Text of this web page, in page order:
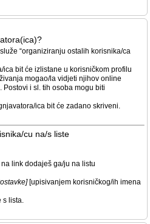
“organiziranju ostalih korisnika/ca
bit će izlistane u korisničkom profilu
mogao/la vidjeti njihov online
i sl. tih osoba mogu biti
ica bit će zadano skriveni.
cu na/s liste
link dodaješ ga/ju na listu
[upisivanjem korisničkog/ih imena
s lista.